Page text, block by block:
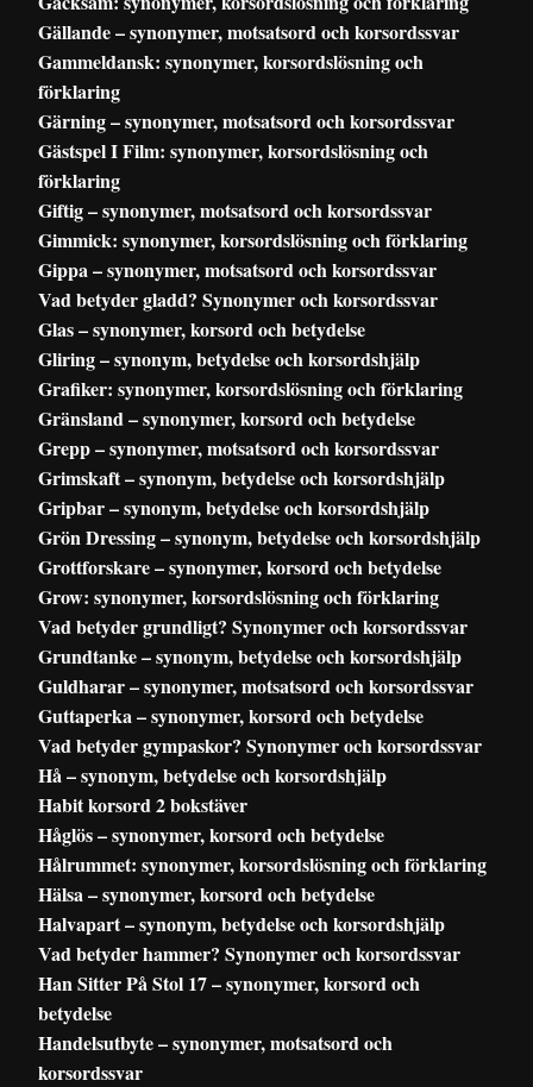
Gällande – synonymer, motsatsord och korsordssvar
Gammeldansk: synonymer, korsordslösning och
förklaring
Gärning – synonymer, motsatsord och korsordssvar
Gästspel I Film: synonymer, korsordslösning och
förklaring
Giftig – synonymer, motsatsord och korsordssvar
Gimmick: synonymer, korsordslösning och förklaring
Gippa – synonymer, motsatsord och korsordssvar
Vad betyder gladd? Synonymer och korsordssvar
Glas – synonymer, korsord och betydelse
Gliring – synonym, betydelse och korsordshjälp
Grafiker: synonymer, korsordslösning och förklaring
Gränsland – synonymer, korsord och betydelse
Grepp – synonymer, motsatsord och korsordssvar
Grimskaft – synonym, betydelse och korsordshjälp
Gripbar – synonym, betydelse och korsordshjälp
Grön Dressing – synonym, betydelse och korsordshjälp
Grottforskare – synonymer, korsord och betydelse
Grow: synonymer, korsordslösning och förklaring
Vad betyder grundligt? Synonymer och korsordssvar
Grundtanke – synonym, betydelse och korsordshjälp
Guldharar – synonymer, motsatsord och korsordssvar
Guttaperka – synonymer, korsord och betydelse
Vad betyder gympaskor? Synonymer och korsordssvar
Hå – synonym, betydelse och korsordshjälp
Habit korsord 2 bokstäver
Håglös – synonymer, korsord och betydelse
Hålrummet: synonymer, korsordslösning och förklaring
Hälsa – synonymer, korsord och betydelse
Halvapart – synonym, betydelse och korsordshjälp
Vad betyder hammer? Synonymer och korsordssvar
Han Sitter På Stol 17 – synonymer, korsord och
betydelse
Handelsutbyte – synonymer, motsatsord och
korsordssvar